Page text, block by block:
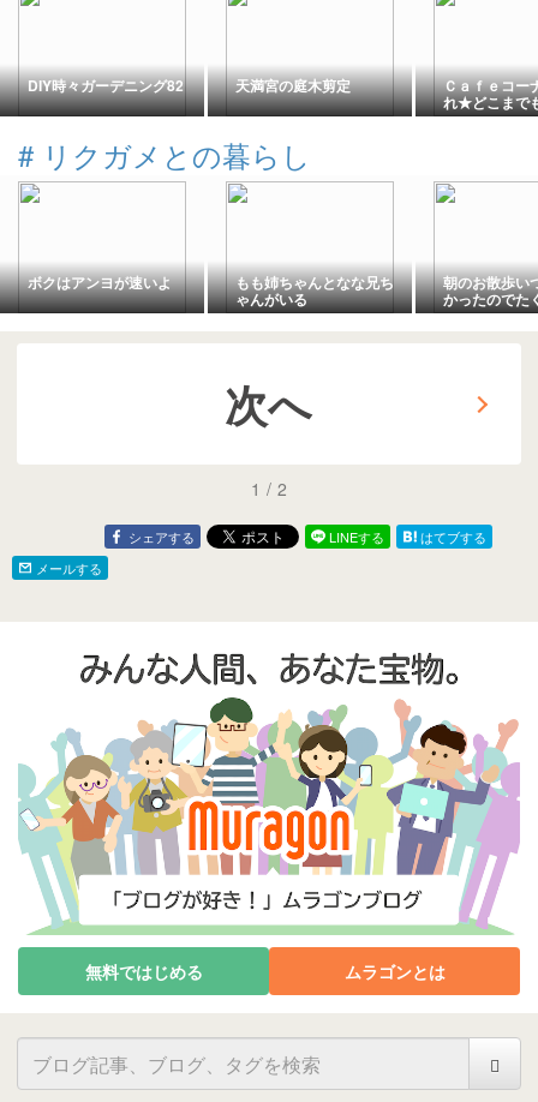
DIY時々ガーデニング82 天満宮の庭木剪定 Ｃａｆｅコー
れ★どこまで
きます
# リクガメとの暮らし
ボクはアンヨが速いよ もも姉ちゃんとなな兄ち
ゃんがいる
朝のお散歩い
かったのでた
ヨしたよ
次へ
1 / 2
シェアする LINEする
はてブする
メールする
無料ではじめる ムラゴンとは